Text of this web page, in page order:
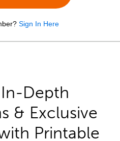
Sign In Here
Depth
& Exclusive
Printable